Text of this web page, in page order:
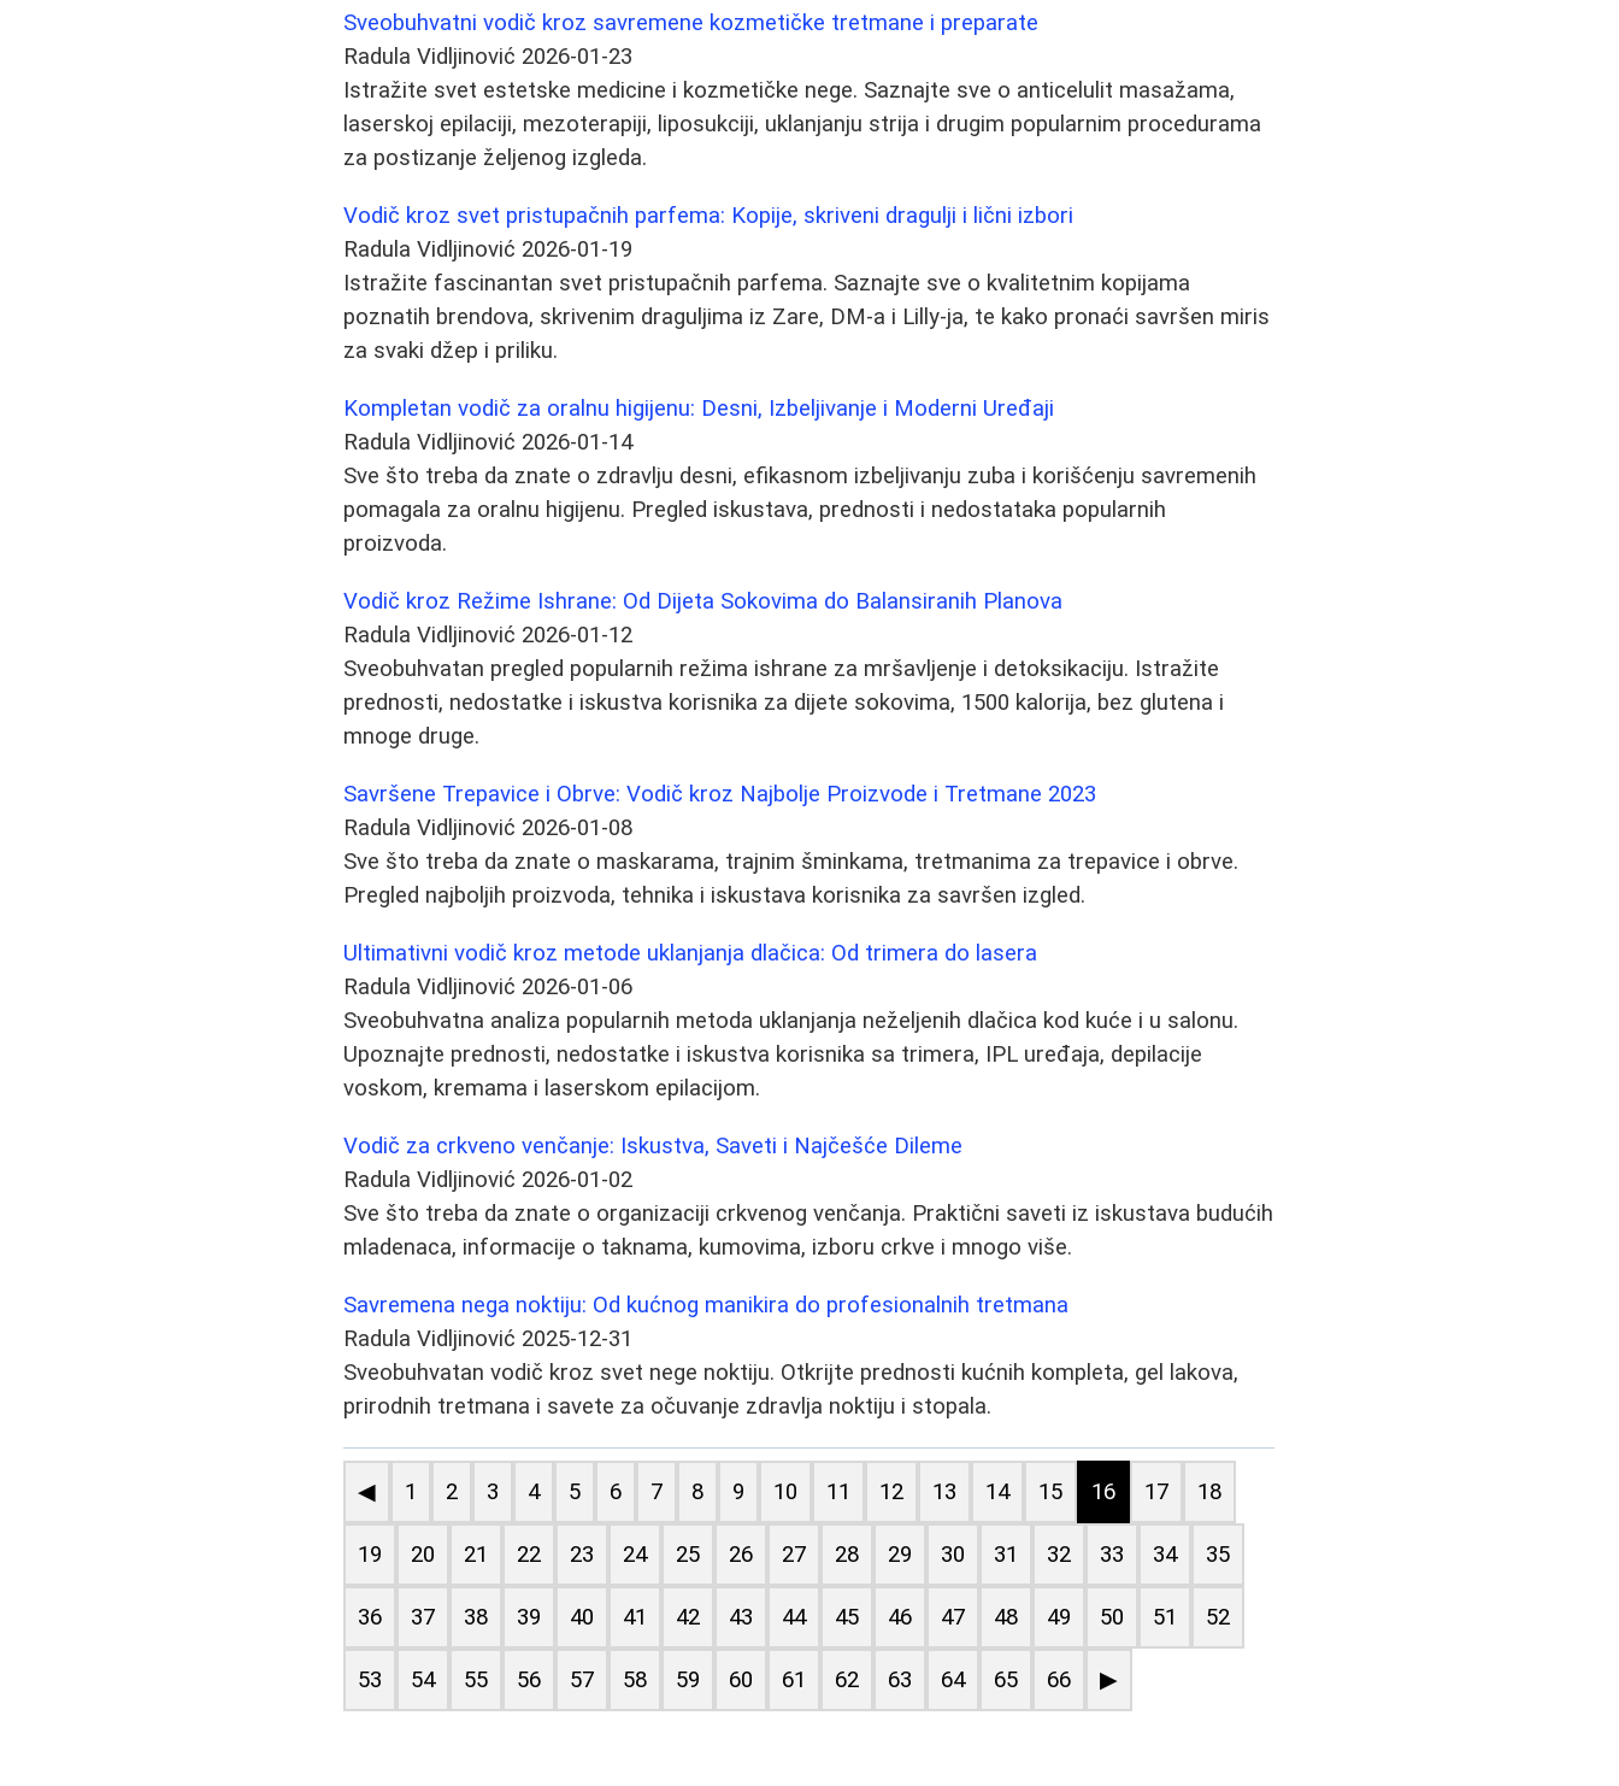
Sveobuhvatni vodič kroz savremene kozmetičke tretmane i preparate
Radula Vidljinović 2026-01-23
Istražite svet estetske medicine i kozmetičke nege. Saznajte sve o anticelulit masažama,
laserskoj epilaciji, mezoterapiji, liposukciji, uklanjanju strija i drugim popularnim procedurama
za postizanje željenog izgleda.
Vodič kroz svet pristupačnih parfema: Kopije, skriveni dragulji i lični izbori
Radula Vidljinović 2026-01-19
Istražite fascinantan svet pristupačnih parfema. Saznajte sve o kvalitetnim kopijama
poznatih brendova, skrivenim draguljima iz Zare, DM-a i Lilly-ja, te kako pronaći savršen miris
za svaki džep i priliku.
Kompletan vodič za oralnu higijenu: Desni, Izbeljivanje i Moderni Uređaji
Radula Vidljinović 2026-01-14
Sve što treba da znate o zdravlju desni, efikasnom izbeljivanju zuba i korišćenju savremenih
pomagala za oralnu higijenu. Pregled iskustava, prednosti i nedostataka popularnih
proizvoda.
Vodič kroz Režime Ishrane: Od Dijeta Sokovima do Balansiranih Planova
Radula Vidljinović 2026-01-12
Sveobuhvatan pregled popularnih režima ishrane za mršavljenje i detoksikaciju. Istražite
prednosti, nedostatke i iskustva korisnika za dijete sokovima, 1500 kalorija, bez glutena i
mnoge druge.
Savršene Trepavice i Obrve: Vodič kroz Najbolje Proizvode i Tretmane 2023
Radula Vidljinović 2026-01-08
Sve što treba da znate o maskarama, trajnim šminkama, tretmanima za trepavice i obrve.
Pregled najboljih proizvoda, tehnika i iskustava korisnika za savršen izgled.
Ultimativni vodič kroz metode uklanjanja dlačica: Od trimera do lasera
Radula Vidljinović 2026-01-06
Sveobuhvatna analiza popularnih metoda uklanjanja neželjenih dlačica kod kuće i u salonu.
Upoznajte prednosti, nedostatke i iskustva korisnika sa trimera, IPL uređaja, depilacije
voskom, kremama i laserskom epilacijom.
Vodič za crkveno venčanje: Iskustva, Saveti i Najčešće Dileme
Radula Vidljinović 2026-01-02
Sve što treba da znate o organizaciji crkvenog venčanja. Praktični saveti iz iskustava budućih
mladenaca, informacije o taknama, kumovima, izboru crkve i mnogo više.
Savremena nega noktiju: Od kućnog manikira do profesionalnih tretmana
Radula Vidljinović 2025-12-31
Sveobuhvatan vodič kroz svet nege noktiju. Otkrijte prednosti kućnih kompleta, gel lakova,
prirodnih tretmana i savete za očuvanje zdravlja noktiju i stopala.
◀ 1 2 3 4 5 6 7 8 9 10 11 12 13 14 15 16 17 18
19 20 21 22 23 24 25 26 27 28 29 30 31 32 33 34 35
36 37 38 39 40 41 42 43 44 45 46 47 48 49 50 51 52
53 54 55 56 57 58 59 60 61 62 63 64 65 66 ▶